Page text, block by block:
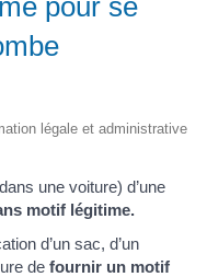
légale et administrative
une voiture) d’une
motif légitime.
d’un sac, d’un
de fournir un motif